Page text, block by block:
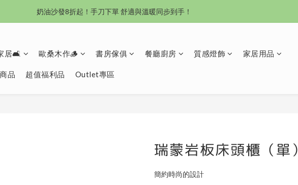
沙發新登場｜想躺就躺，頭等艙到商務艙一次擁有
奶油沙發8折起！手刀下單 舒適與溫暖同步到手！
沙發新登場｜想躺就躺，頭等艙到商務艙一次擁有
居🛋️ 歐桑木作🪵 書房傢俱 餐廳廚房 質感燈飾 家居用品
品 超值福利品 Outlet專區
瑞蒙岩板床頭櫃（單）
簡約時尚的設計